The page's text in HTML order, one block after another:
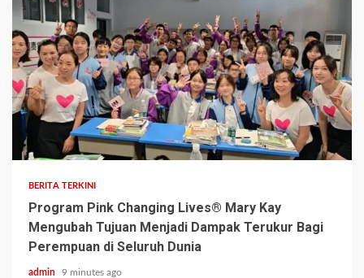
BERITA TERKINI
Program Pink Changing Lives® Mary Kay
Mengubah Tujuan Menjadi Dampak Terukur Bagi
Perempuan di Seluruh Dunia
admin 9 minutes ago